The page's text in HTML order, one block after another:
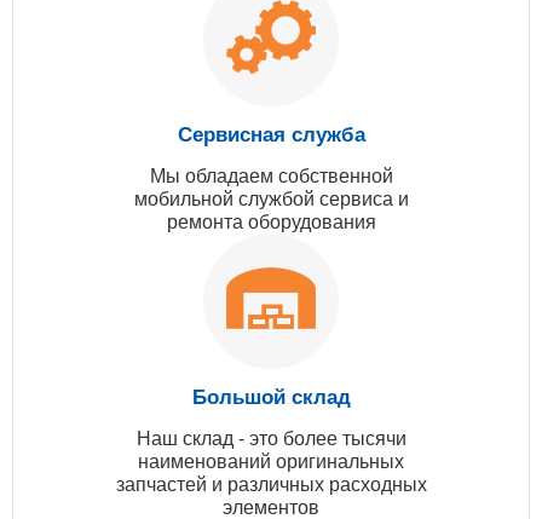
Сервисная служба
Мы обладаем собственной
мобильной службой сервиса и
ремонта оборудования
Большой склад
Наш склад - это более тысячи
наименований оригинальных
запчастей и различных расходных
элементов